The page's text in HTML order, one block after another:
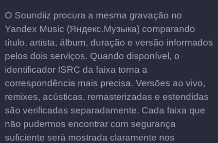
O Soundiiz procura a mesma gravação no
Yandex Music (Яндекс.Музыка) comparando
título, artista, álbum, duração e versão informados
pelos dois serviços. Quando disponível, o
identificador ISRC da faixa torna a
correspondência mais precisa. Versões ao vivo,
remixes, acústicas, remasterizadas e estendidas
são verificadas separadamente. Cada faixa que
não pudermos encontrar com segurança
suficiente será mostrada claramente nos